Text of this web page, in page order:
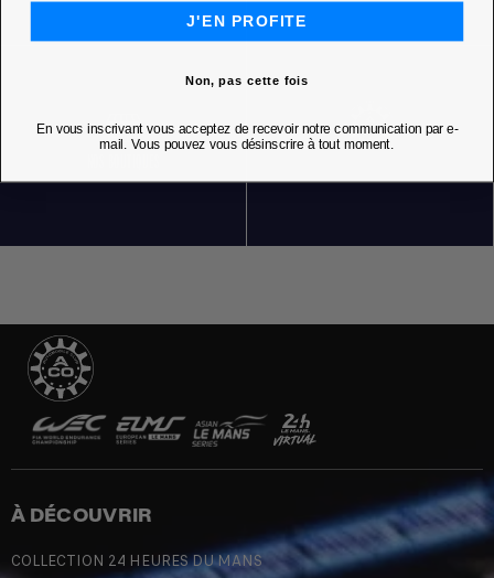
À DÉCOUVRIR
COLLECTION 24 HEURES DU MANS
J'EN PROFITE
Non, pas cette fois
En vous inscrivant vous acceptez de recevoir notre communication par e-
mail. Vous pouvez vous désinscrire à tout moment.